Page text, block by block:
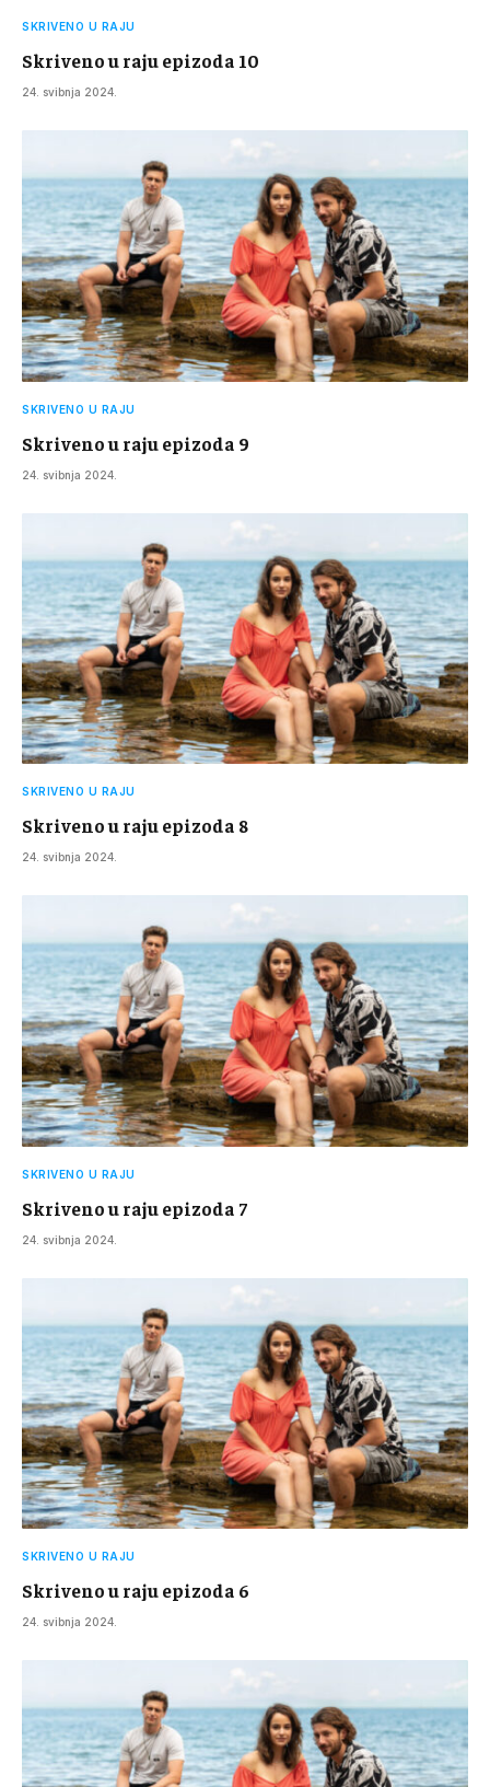
SKRIVENO U RAJU
Skriveno u raju epizoda 10
24. svibnja 2024.
SKRIVENO U RAJU
Skriveno u raju epizoda 9
24. svibnja 2024.
SKRIVENO U RAJU
Skriveno u raju epizoda 8
24. svibnja 2024.
SKRIVENO U RAJU
Skriveno u raju epizoda 7
24. svibnja 2024.
SKRIVENO U RAJU
Skriveno u raju epizoda 6
24. svibnja 2024.